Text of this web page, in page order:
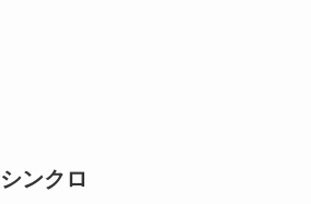
ンクロ